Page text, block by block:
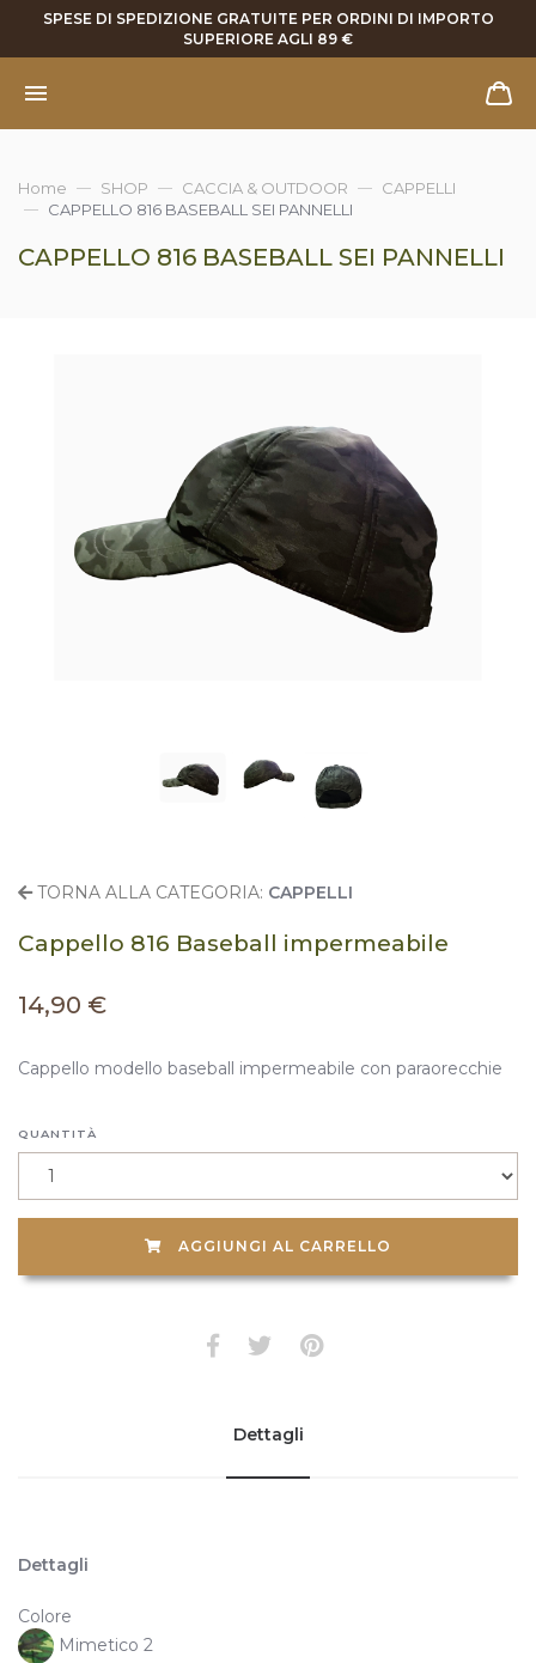
SPESE DI SPEDIZIONE GRATUITE PER ORDINI DI IMPORTO
SUPERIORE AGLI 89 €
Home SHOP CACCIA & OUTDOOR
CAPPELLI
CAPPELLO 816 BASEBALL SEI PANNELLI
CAPPELLO 816 BASEBALL SEI PANNELLI
TORNA ALLA CATEGORIA: CAPPELLI
Cappello 816 Baseball impermeabile
14,90 €
Cappello modello baseball impermeabile con paraorecchie
QUANTITÀ
AGGIUNGI AL CARRELLO
Dettagli
Dettagli
Colore
Mimetico 2